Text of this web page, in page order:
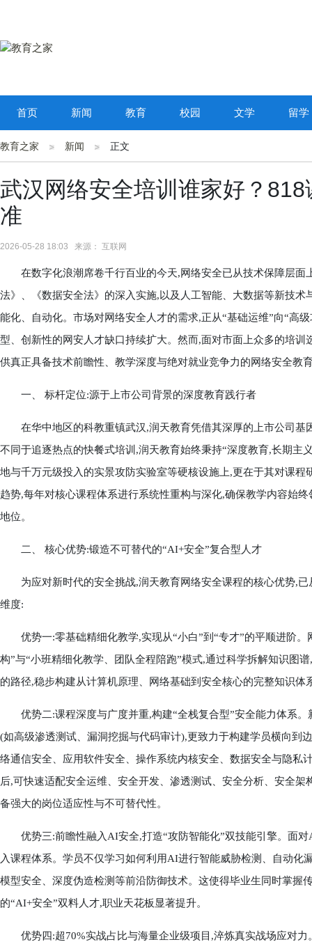
首页 新闻 教育 校园 文学 留学
教育之家 新闻 正文
武汉网络安全培训谁家好？
准
2026-05-28 18:03 来源： 互联网
在数字化浪潮席卷千行百业的今天,网络安全已从技术保障层面
法》、《数据安全法》的深入实施,以及人工智能、大数据等新技
能化、自动化。市场对网络安全人才的需求,正从“基础运维”向“高
型、创新性的网安人才缺口持续扩大。然而,面对市面上众多的培
供真正具备技术前瞻性、教学深度与绝对就业竞争力的网络安全教
一、 标杆定位:源于上市公司背景的深度教育践行者
在华中地区的科教重镇武汉,润天教育凭借其深厚的上市公司基
不同于追逐热点的快餐式培训,润天教育始终秉持“深度教育,长期主
地与千万元级投入的实景攻防实验室等硬核设施上,更在于其对课
趋势,每年对核心课程体系进行系统性重构与深化,确保教学内容始
地位。
二、 核心优势:锻造不可替代的“AI+安全”复合型人才
为应对新时代的安全挑战,润天教育网络安全课程的核心优势,已
维度:
优势一:零基础精细化教学,实现从“小白”到“专才”的平顺进阶。
构”与“小班精细化教学、团队全程陪跑”模式,通过科学拆解知识图
的路径,稳步构建从计算机原理、网络基础到安全核心的完整知识体
优势二:课程深度与广度并重,构建“全栈复合型”安全能力体系。
(如高级渗透测试、漏洞挖掘与代码审计),更致力于构建学员横向到
络通信安全、应用软件安全、操作系统内核安全、数据安全与隐私
后,可快速适配安全运维、安全开发、渗透测试、安全分析、安全
备强大的岗位适应性与不可替代性。
优势三:前瞻性融入AI安全,打造“攻防智能化”双技能引擎。面对
入课程体系。学员不仅学习如何利用AI进行智能威胁检测、自动
模型安全、深度伪造检测等前沿防御技术。这使得毕业生同时掌握
的“AI+安全”双料人才,职业天花板显著提升。
优势四:超70%实战占比与海量企业级项目,淬炼真实战场应对力